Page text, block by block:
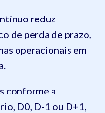
reduz
de perda de prazo,
operacionais em
conforme a
D0, D-1 ou D+1,